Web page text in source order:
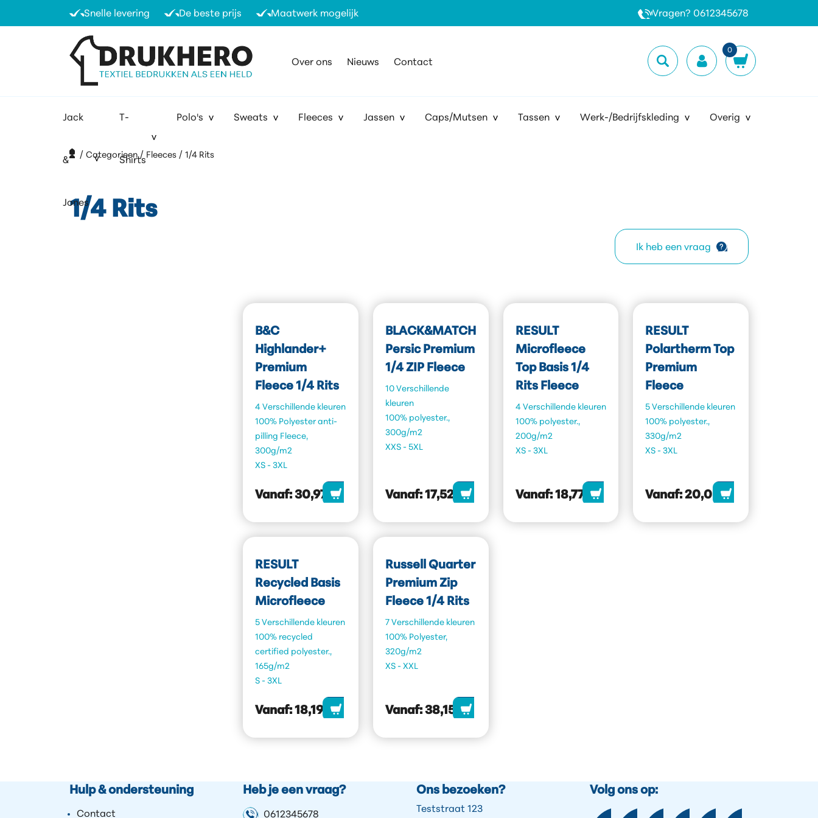
Snelle levering De beste prijs Maatwerk mogelijk Vragen? 0612345678
Over ons Nieuws Contact
0
Jack
&
Jones
T-
Shirts
Polo's Sweats Fleeces Jassen Caps/Mutsen Tassen Werk-/Bedrijfskleding Overig
H Categorieen Fleeces 1/4 Rits
1/4 Rits
Ik heb een vraag
B&C
Highlander+
Premium
Fleece 1/4 Rits
4 Verschillende kleuren
100% Polyester anti-
pilling Fleece,
300g/m2
XS - 3XL
Vanaf: 30,97
BLACK&MATCH
Persic Premium
1/4 ZIP Fleece
10 Verschillende
kleuren
100% polyester.,
300g/m2
XXS - 5XL
Vanaf:17,52
RESULT
Microfleece
Top Basis 1/4
Rits Fleece
4 Verschillende kleuren
100% polyester.,
200g/m2
XS - 3XL
Vanaf:18,77
RESULT
Polartherm Top
Premium
Fleece
5 Verschillende kleuren
100% polyester.,
330g/m2
XS - 3XL
Vanaf: 20,05
RESULT
Recycled Basis
Microfleece
5 Verschillende kleuren
100% recycled
certified polyester.,
165g/m2
S - 3XL
Vanaf: 18,19
Russell Quarter
Premium Zip
Fleece 1/4 Rits
7 Verschillende kleuren
100% Polyester,
320g/m2
XS - XXL
Vanaf:38,15
Hulp & ondersteuning
Contact
Heb je een vraag?
0612345678
Ons bezoeken?
Teststraat 123
Volg ons op: